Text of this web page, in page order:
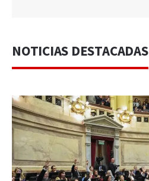
NOTICIAS DESTACADAS